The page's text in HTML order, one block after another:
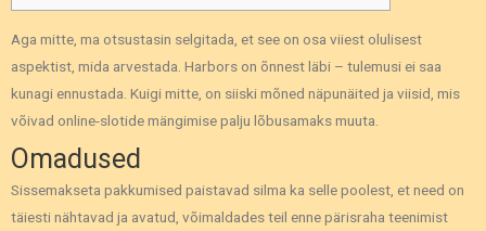
Aga mitte, ma otsustasin selgitada, et see on osa viiest olulisest
aspektist, mida arvestada. Harbors on õnnest läbi – tulemusi ei saa
kunagi ennustada. Kuigi mitte, on siiski mõned näpunäited ja viisid, mis
võivad online-slotide mängimise palju lõbusamaks muuta.
Omadused
Sissemakseta pakkumised paistavad silma ka selle poolest, et need on
täiesti nähtavad ja avatud, võimaldades teil enne pärisraha teenimist